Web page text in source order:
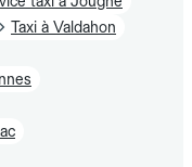
Taxi à Valdahon